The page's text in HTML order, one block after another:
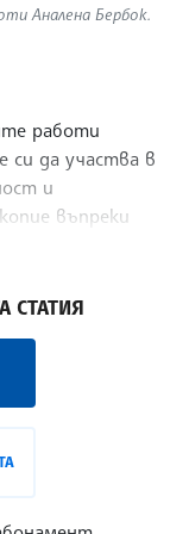
Аналена Бербок.
работи
си да участва в
и
въпреки
СТАТИЯ